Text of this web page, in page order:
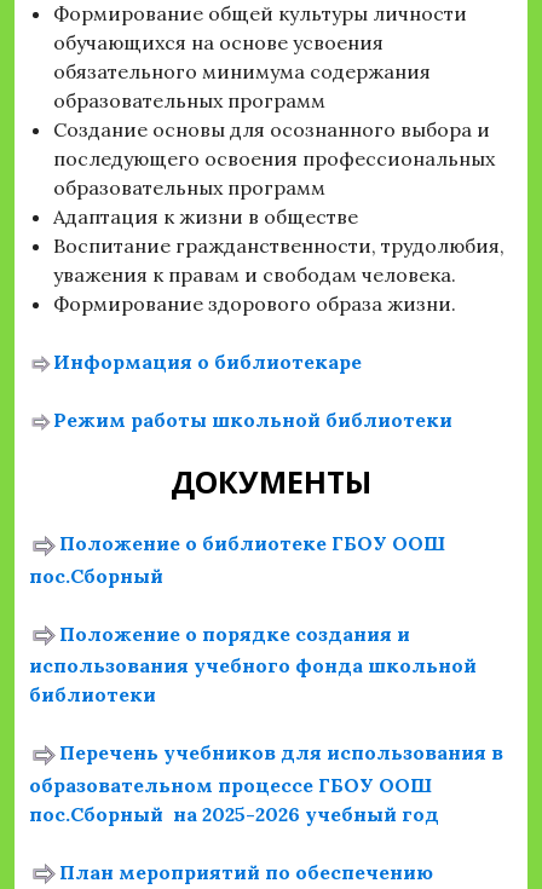
Формирование общей культуры личности
обучающихся на основе усвоения
обязательного минимума содержания
образовательных программ
Создание основы для осознанного выбора и
последующего освоения профессиональных
образовательных программ
Адаптация к жизни в обществе
Воспитание гражданственности, трудолюбия,
уважения к правам и свободам человека.
Формирование здорового образа жизни.
Информация о библиотекаре
Режим работы школьной библиотеки
ДОКУМЕНТЫ
Положение о библиотеке ГБОУ ООШ
пос.Сборный
Положение о порядке создания и
использования учебного фонда школьной
библиотеки
Перечень учебников для использования в
образовательном процессе ГБОУ ООШ
пос.Сборный на 2025-2026 учебный год
План мероприятий по обеспечению